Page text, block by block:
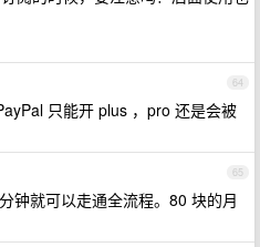
64
只能开 plus ，pro 还是会被
65
钟就可以走通全流程。80 块的月